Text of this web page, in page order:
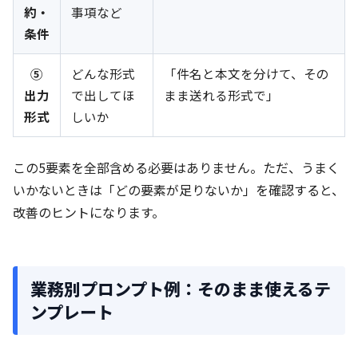
約・
条件
事項など
⑤
出力
形式
どんな形式
で出してほ
しいか
「件名と本文を分けて、その
まま送れる形式で」
この5要素を全部含める必要はありません。ただ、うまく
いかないときは「どの要素が足りないか」を確認すると、
改善のヒントになります。
業務別プロンプト例：そのまま使えるテ
ンプレート